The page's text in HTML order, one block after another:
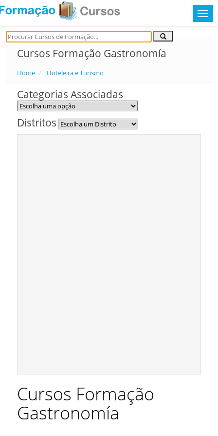
Cursos Formação Gastronomía
Home Hoteleira e Turismo
Categorias Associadas
Distritos
Cursos Formação
Gastronomía